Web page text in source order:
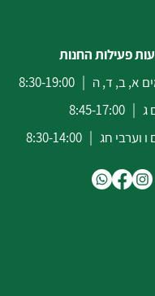
פעילות החנות
א, ב, ד, ה | 8:30-19:00
| 8:45-17:00
ו וערבי חג | 8:30-14:00